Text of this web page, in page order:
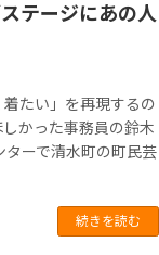
テージにあの人
たい」を再現するの
かった事務員の鈴木
ターで清水町の町民芸
続きを読む